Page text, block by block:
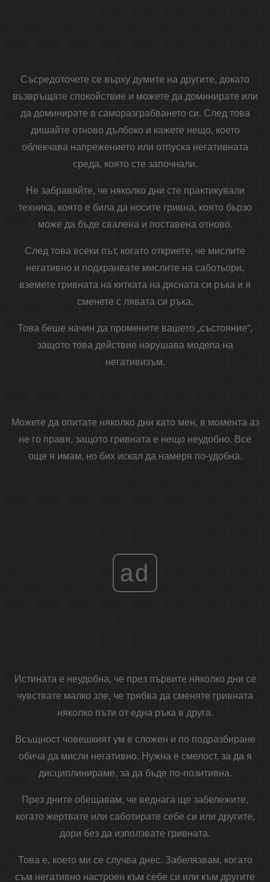
Съсредоточете се върху думите на другите, докато
възвръщате спокойствие и можете да доминирате или
да доминирате в саморазграбването си. След това
дишайте отново дълбоко и кажете нещо, което
облекчава напрежението или отпуска негативната
среда, която сте започнали.
Не забравяйте, че няколко дни сте практикували
техника, която е била да носите гривна, която бързо
може да бъде свалена и поставена отново.
След това всеки път, когато откриете, че мислите
негативно и подхранвате мислите на саботьори,
вземете гривната на китката на дясната си ръка и я
сменете с лявата си ръка.
Това беше начин да промените вашето „състояние“,
защото това действие нарушава модела на
негативизъм.
Можете да опитате няколко дни като мен, в момента аз
не го правя, защото гривната е нещо неудобно. Все
още я имам, но бих искал да намеря по-удобна.
ad
Истината е неудобна, че през първите няколко дни се
чувствате малко зле, че трябва да сменяте гривната
няколко пъти от една ръка в друга.
Всъщност човешкият ум е сложен и по подразбиране
обича да мисли негативно. Нужна е смелост, за да я
дисциплинираме, за да бъде по-позитивна.
През дните обещавам, че веднага ще забележите,
когато жертвате или саботирате себе си или другите,
дори без да използвате гривната.
Това е, което ми се случва днес. Забелязвам, когато
съм негативно настроен към себе си или към другите